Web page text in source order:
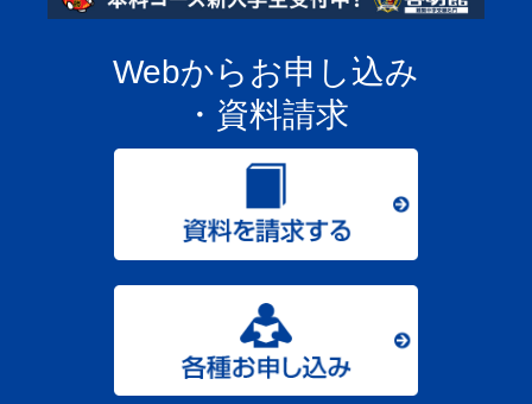
Webからお申し込み
・資料請求